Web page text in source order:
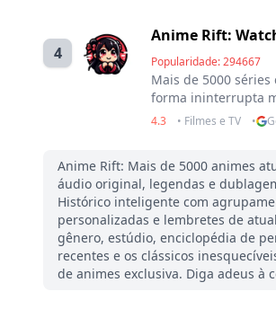
4
Anime Rift:
Popularidade: 294667
Mais de 5000
forma ininterrupta
4.3 • Filmes e TV •
Anime Rift: Mais de 5000 animes
áudio original, legendas e
Histórico inteligente com
personalizadas e lembretes de
gênero, estúdio, enciclopédia de
recentes e os clássicos
de animes exclusiva. Diga adeus à